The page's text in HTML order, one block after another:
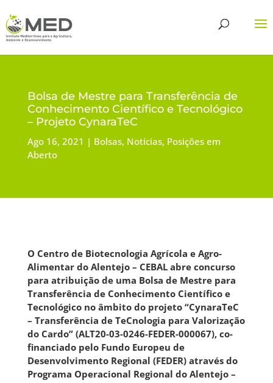
Bolsa de Mestre para Transferência de
Conhecimento Científico e Tecnológico
– Projeto CynaraTeC
Ago 16, 2021 Bolsas, Notícias, Posições em
Aberto
O Centro de Biotecnologia Agrícola e Agro-
Alimentar do Alentejo – CEBAL abre concurso
para atribuição de uma Bolsa de Mestre para
Transferência de Conhecimento Científico e
Tecnológico no âmbito do projeto “CynaraTeC
– Transferência de TeCnologia para Valorização
do Cardo” (ALT20-03-0246-FEDER-000067), co-
financiado pelo Fundo Europeu de
Desenvolvimento Regional (FEDER) através do
Programa Operacional Regional do Alentejo –